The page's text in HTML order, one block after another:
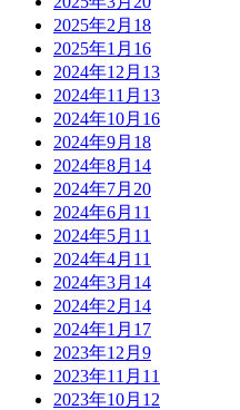
2025年2月 18
2025年1月 16
2024年12月 13
2024年11月 13
2024年10月 16
2024年9月 18
2024年8月 14
2024年7月 20
2024年6月 11
2024年5月 11
2024年4月 11
2024年3月 14
2024年2月 14
2024年1月 17
2023年12月 9
2023年11月 11
2023年10月 12